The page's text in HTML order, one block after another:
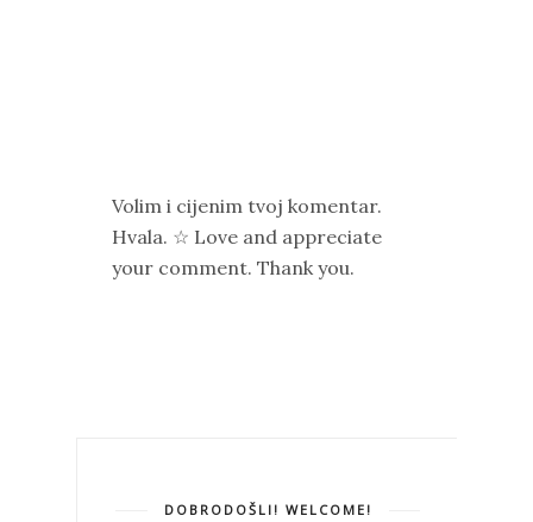
Volim i cijenim tvoj komentar.
Hvala. ☆ Love and appreciate
your comment. Thank you.
DOBRODOŠLI! WELCOME!